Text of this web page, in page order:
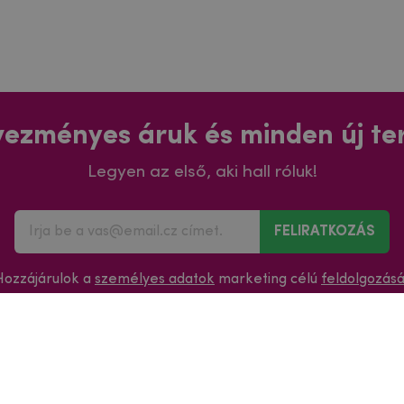
áruk és minden új
Legyen az első, aki hall róluk!
FELIRATKOZÁS
a személyes adatok marketing célú